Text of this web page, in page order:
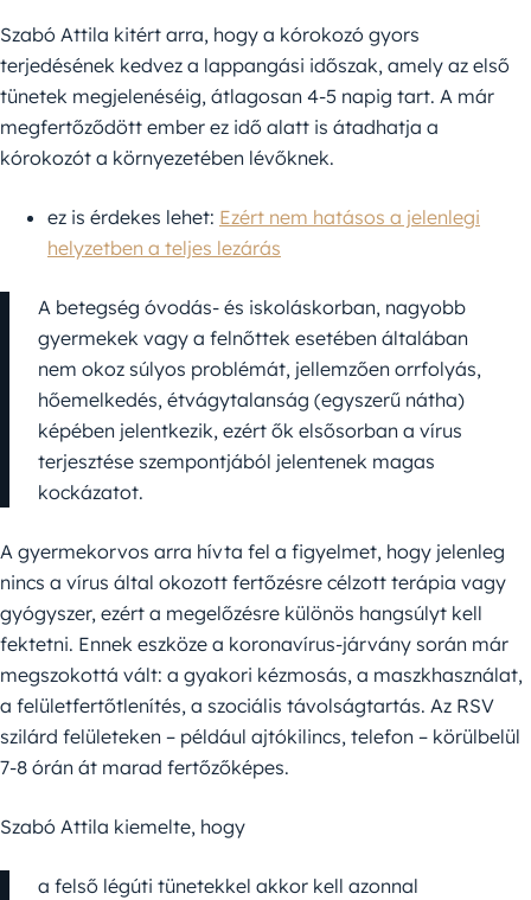
Szabó Attila kitért arra, hogy a kórokozó gyors
terjedésének kedvez a lappangási időszak, amely az első
tünetek megjelenéséig, átlagosan 4-5 napig tart. A már
megfertőződött ember ez idő alatt is átadhatja a
kórokozót a környezetében lévőknek.
ez is érdekes lehet: Ezért nem hatásos a jelenlegi
helyzetben a teljes lezárás
A betegség óvodás- és iskoláskorban, nagyobb
gyermekek vagy a felnőttek esetében általában
nem okoz súlyos problémát, jellemzően orrfolyás,
hőemelkedés, étvágytalanság (egyszerű nátha)
képében jelentkezik, ezért ők elsősorban a vírus
terjesztése szempontjából jelentenek magas
kockázatot.
A gyermekorvos arra hívta fel a figyelmet, hogy jelenleg
nincs a vírus által okozott fertőzésre célzott terápia vagy
gyógyszer, ezért a megelőzésre különös hangsúlyt kell
fektetni. Ennek eszköze a koronavírus-járvány során már
megszokottá vált: a gyakori kézmosás, a maszkhasználat,
a felületfertőtlenítés, a szociális távolságtartás. Az RSV
szilárd felületeken – például ajtókilincs, telefon – körülbelül
7-8 órán át marad fertőzőképes.
Szabó Attila kiemelte, hogy
a felső légúti tünetekkel akkor kell azonnal